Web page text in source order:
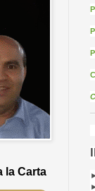
la Carta